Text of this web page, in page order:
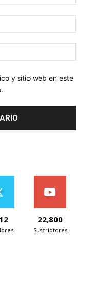
y sitio web en este
22,800
Suscriptores